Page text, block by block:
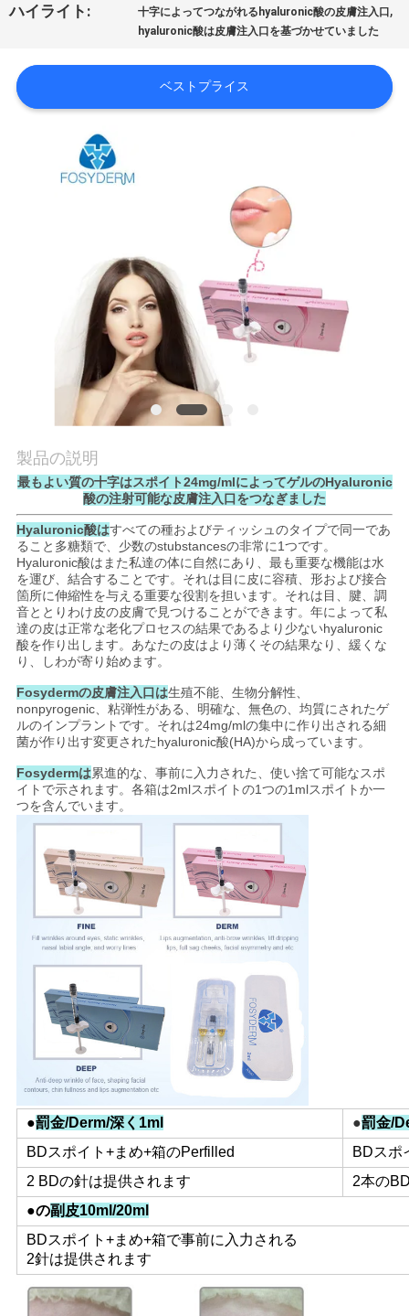
ー
さ
い
ニ
ュ
ー
ス
事
件
だ
SHOPPING
ONLINE
ハイライト: 十字によってつながれるhyaluronic酸の皮膚注入口 ,
hyaluronic酸は皮膚注入口を基づかせていました
ベストプライス
製品の説明
最もよい質の十字はスポイト24mg/mlによってゲルのHyaluronic
酸の注射可能な皮膚注入口をつなぎました
Hyaluronic酸はすべての種およびティッシュのタイプで同一であ
ること多糖類で、 少数のstubstancesの非常に1つです。
Hyaluronic酸はまた私達の体に自然にあり、最も重要な機能は水
を運び、結合することです。それは目に皮に容積、形および接合
箇所に伸縮性を与える重要な役割を担います。それは目、腱、調
音ととりわけ皮の皮膚で見つけることができます。年によって私
達の皮は正常な老化プロセスの結果であるより少ないhyaluronic
酸を作り出します。あなたの皮はより薄くその結果なり、緩くな
り、しわが寄り始めます。
Fosydermの皮膚注入口は生殖不能、生物分解性、
nonpyrogenic、粘弾性がある、明確な、無色の、均質にされたゲ
ルのインプラントです。それは24mg/mlの集中に作り出される細
菌が作り出す変更されたhyaluronic酸(HA)から成っています。
Fosydermは累進的な、事前に入力された、使い捨て可能なスポ
イトで示されます。各箱は2mlスポイトの1つの1mlスポイトか一
つを含んでいます。
●罰金/Derm/深く1ml ●罰金/
BDスポイト+まめ+箱のPerfilled
BDスポ
2 BDの針は提供されます
2本の
●の副皮10ml/20ml
BDスポイト+まめ+箱で事前に入力される
2針は提供されます